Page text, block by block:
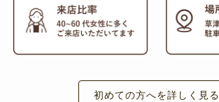
初めての方へを詳しく見る